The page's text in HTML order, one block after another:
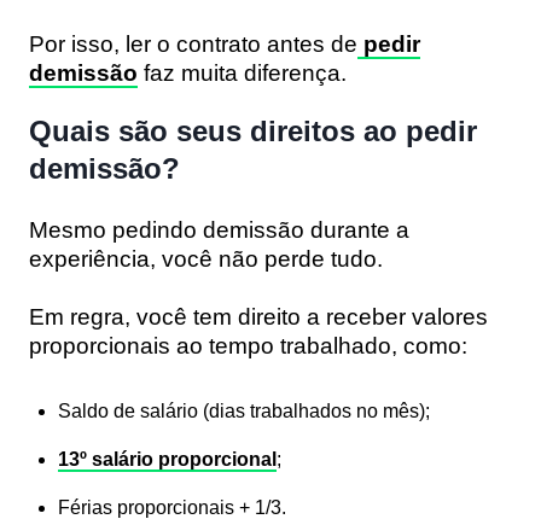
Por isso, ler o contrato antes de pedir
demissão faz muita diferença.
Quais são seus direitos ao pedir
demissão?
Mesmo pedindo demissão durante a
experiência, você não perde tudo.
Em regra, você tem direito a receber valores
proporcionais ao tempo trabalhado, como:
Saldo de salário (dias trabalhados no mês);
13º salário proporcional ;
Férias proporcionais + 1/3.